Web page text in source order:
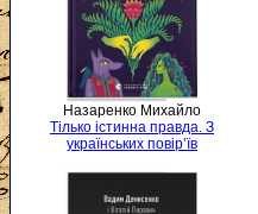
Назаренко Михайло
Тілько істинна правда. З
українських повір’їв